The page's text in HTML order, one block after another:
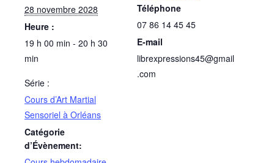
28 novembre 2028
Heure :
19 h 00 min - 20 h 30
min
Série :
Cours d’Art Martial
Sensoriel à Orléans
Catégorie
d’Évènement:
Téléphone
07 86 14 45 45
E-mail
librexpressions45@gmail
.com